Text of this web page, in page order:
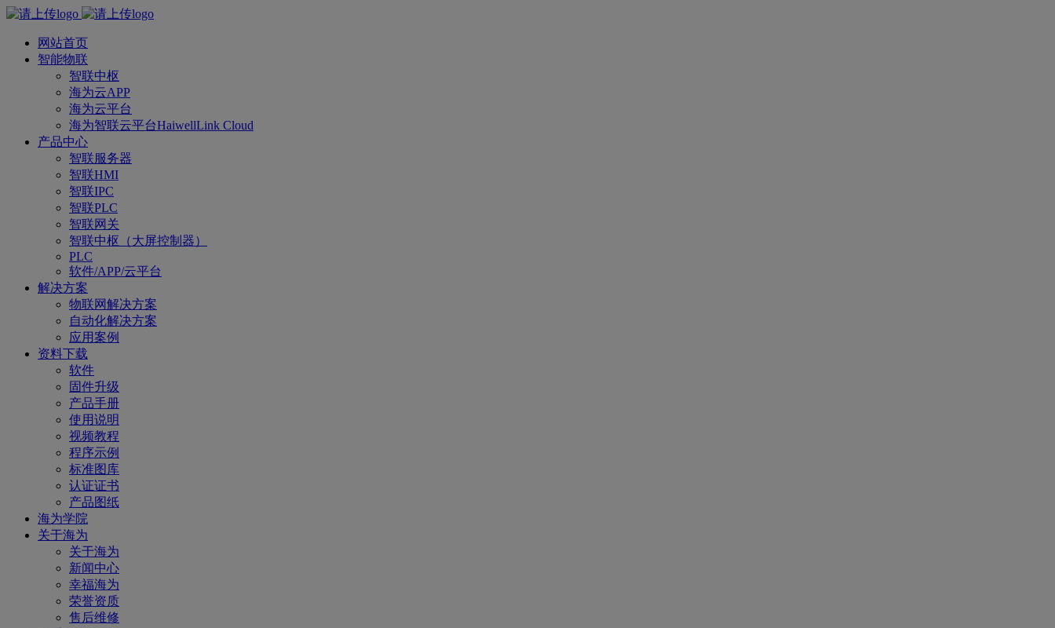
网站首页
智能物联
智联中枢
海为云APP
海为云平台
海为智联云平台HaiwellLink Cloud
产品中心
智联服务器
智联HMI
智联IPC
智联PLC
智联网关
智联中枢（大屏控制器）
PLC
软件/APP/云平台
解决方案
物联网解决方案
自动化解决方案
应用案例
资料下载
软件
固件升级
产品手册
使用说明
视频教程
程序示例
标准图库
认证证书
产品图纸
海为学院
关于海为
关于海为
新闻中心
幸福海为
荣誉资质
售后维修